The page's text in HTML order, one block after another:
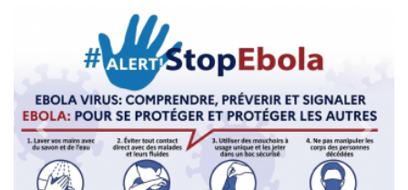
Previous Next